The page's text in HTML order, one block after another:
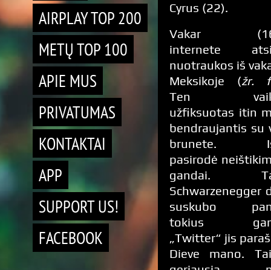
AIRPLAY TOP 200
METŲ TOP 100
APIE MUS
PRIVATUMAS
KONTAKTAI
APP
SUPPORT US!
FACEBOOK
Cyrus (22).
Vakar
internete
nuotraukos iš
Meksikoje (žr.
Ten
užfiksuotas itin
bendraujantis su
brunete.
pasirodė
gandai.
Schwarzenegger
suskubo
tokius
„Twitter“ jis
Dieve mano.